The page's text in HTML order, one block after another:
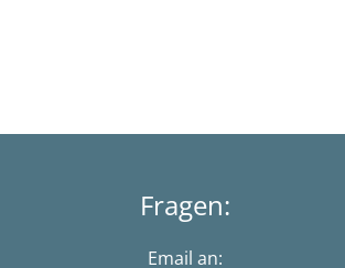
Fragen:
Email an: